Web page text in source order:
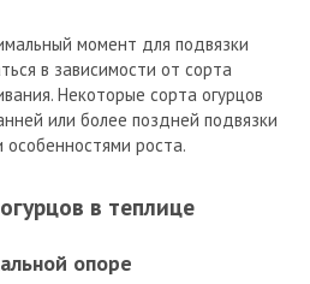
момент для подвязки
в зависимости от сорта
Некоторые сорта огурцов
или более поздней подвязки
особенностями роста.
в теплице
опоре